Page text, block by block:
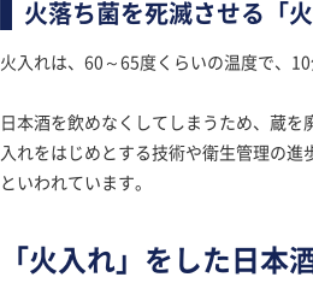
火落ち菌を死滅させる「
火入れは、60～65度くらいの温度で、
日本酒を飲めなくしてしまうため、蔵
入れをはじめとする技術や衛生管理の
といわれています。
「火入れ」をした日本